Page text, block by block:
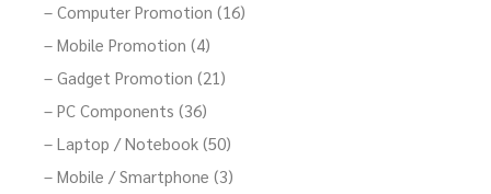
– Computer Promotion (16)
– Mobile Promotion (4)
– Gadget Promotion (21)
– PC Components (36)
– Laptop / Notebook (50)
– Mobile / Smartphone (3)